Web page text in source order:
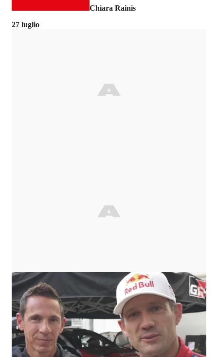
Chiara Rainis
27 luglio